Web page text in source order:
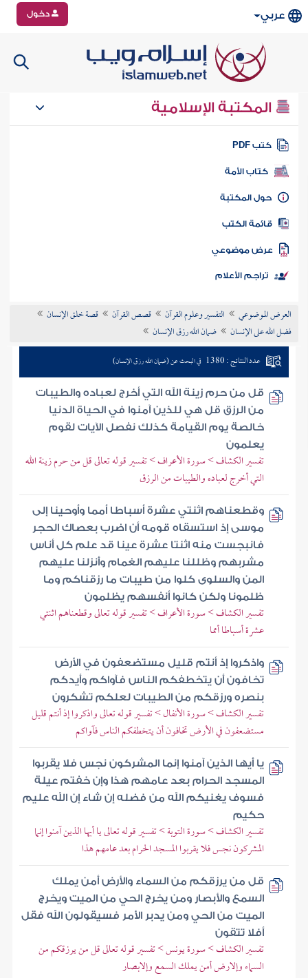
عربي دخول
المكتبة الإسلامية
كتب PDF
كتاب الأمة
المكتبة
الكتب
موضوعي
تراجم الأعلام
العرض الموضوعي التفسير وعلوم القرآن قصص القرآن
قصة خلق الإنسان
فضل الله على الإنسان
ضمان الله رزق الإنسان
عدد النتائج : 1380 في البحث عن (ضمان الله رزق الإنسان)
قل من حرم زينة الله التي أخرج لعباده والطيبات
من الرزق قل هي للذين آمنوا في الحياة الدنيا
خالصة يوم القيامة كذلك نفصل الآيات لقوم
يعلمون
تفسير الكشاف > سورة الأعراف > تفسير قوله تعالى قل من حرم زينة الله
التي أخرج لعباده والطيبات من الرزق
وقطعناهم اثنتي عشرة أسباطا أمما وأوحينا إلى
موسى إذ استسقاه قومه أن اضرب بعصاك الحجر
فانبجست منه اثنتا عشرة عينا قد علم كل أناس
مشربهم وظللنا عليهم الغمام وأنزلنا عليهم
المن والسلوى كلوا من طيبات ما رزقناكم وما
ظلمونا ولكن كانوا أنفسهم يظلمون
تفسير الكشاف > سورة الأعراف > تفسير قوله تعالى وقطعناهم اثنتي
عشرة أسباطا أمما
واذكروا إذ أنتم قليل مستضعفون في الأرض
تخافون أن يتخطفكم الناس فآواكم وأيدكم
بنصره ورزقكم من الطيبات لعلكم تشكرون
تفسير الكشاف > سورة الأنفال > تفسير قوله تعالى واذكروا إذ أنتم قليل
مستضعفون في الأرض تخافون أن يتخطفكم الناس فآواكم
يا أيها الذين آمنوا إنما المشركون نجس فلا يقربوا
المسجد الحرام بعد عامهم هذا وإن خفتم عيلة
فسوف يغنيكم الله من فضله إن شاء إن الله عليم
حكيم
تفسير الكشاف > سورة التوبة > تفسير قوله تعالى يا أيها الذين آمنوا إنما
المشركون نجس فلا يقربوا المسجد الحرام بعد عامهم هذا
قل من يرزقكم من السماء والأرض أمن يملك
السمع والأبصار ومن يخرج الحي من الميت ويخرج
الميت من الحي ومن يدبر الأمر فسيقولون الله فقل
أفلا تتقون
تفسير الكشاف > سورة يونس > تفسير قوله تعالى قل من يرزقكم من
السماء وإلارض أمن يملك السمع وإلابصار